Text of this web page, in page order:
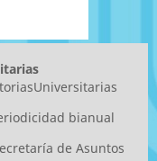
bianual
de Asuntos